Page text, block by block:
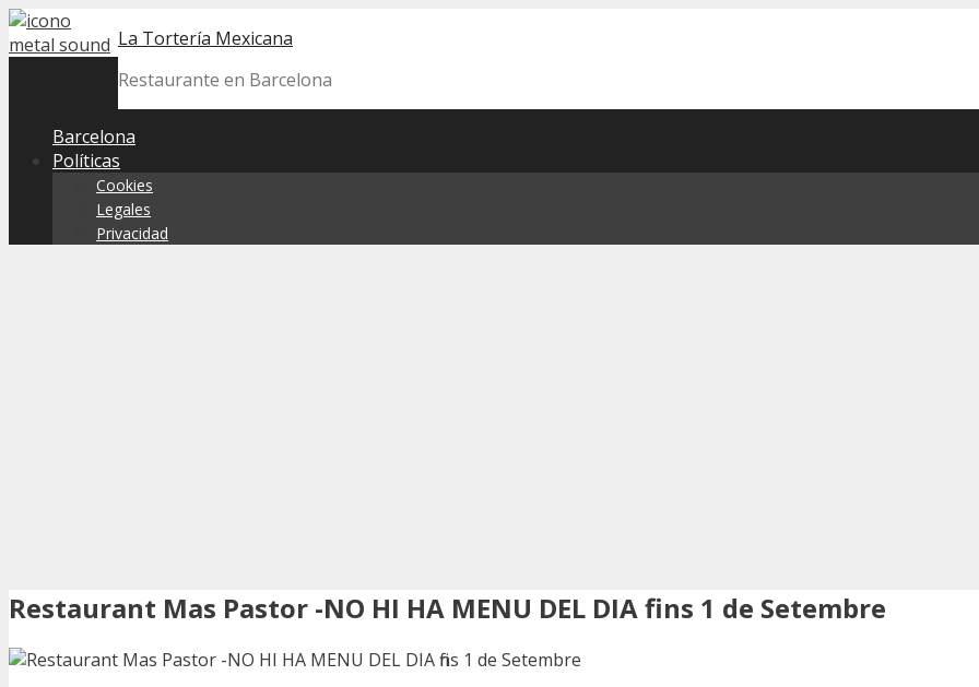
Skip
to
La Tortería Mexicana
Restaurante en Barcelona
Barcelona
Políticas
Cookies
Legales
Privacidad
Restaurant Mas Pastor -NO HI HA MENU DEL DIA fins 1 de Setembre